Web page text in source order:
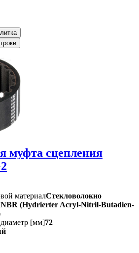
муфта сцепления
материалСтекловолокно
(Hydrierter Acryl-Nitril-Butadien-
[мм]72